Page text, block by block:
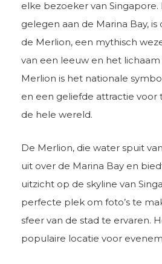
elke bezoeker van Singapore.
gelegen aan de Marina Bay, is
de Merlion, een mythisch
van een leeuw en het lichaam
Merlion is het nationale
en een geliefde attractie voor
de hele wereld.
De Merlion, die water spuit
uit over de Marina Bay en
uitzicht op de skyline van
perfecte plek om foto’s te
sfeer van de stad te ervaren.
populaire locatie voor